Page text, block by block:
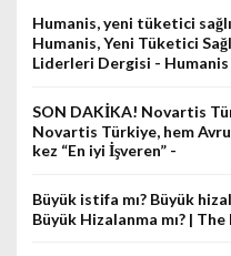
Humanis, yeni tüketici
Humanis, Yeni Tüketici
Liderleri Dergisi - Humanis
SON DAKİKA! Novartis
Novartis Türkiye, hem
kez “En iyi İşveren” -
Büyük istifa mı? Büyük
Büyük Hizalanma mı? |